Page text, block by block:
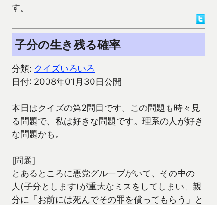
す。
子分の生き残る確率
分類: クイズいろいろ
日付: 2008年01月30日公開
本日はクイズの第2問目です。この問題も時々見
る問題で、私は好きな問題です。理系の人が好き
な問題かも。
[問題]
とあるところに悪党グループがいて、その中の一
人(子分とします)が重大なミスをしてしまい、親
分に「お前には死んでその罪を償ってもらう」と